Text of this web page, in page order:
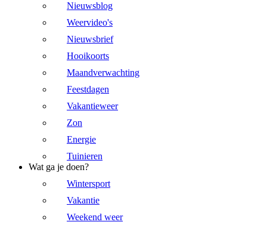
Nieuwsblog
Weervideo's
Nieuwsbrief
Hooikoorts
Maandverwachting
Feestdagen
Vakantieweer
Zon
Energie
Tuinieren
Wat ga je doen?
Wintersport
Vakantie
Weekend weer